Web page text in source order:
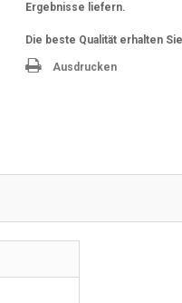
Ergebnisse liefern.
Die beste Qualität erhalten
Ausdrucken